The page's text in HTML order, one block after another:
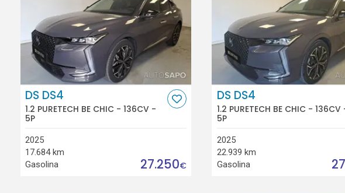
DS DS4
1.2 PURETECH BE CHIC - 136CV -
5P
2025
17.684 km
Gasolina
27.250€
DS DS4
1.2 PURETECH BE CHIC - 136CV
5P
2025
22.939 km
Gasolina